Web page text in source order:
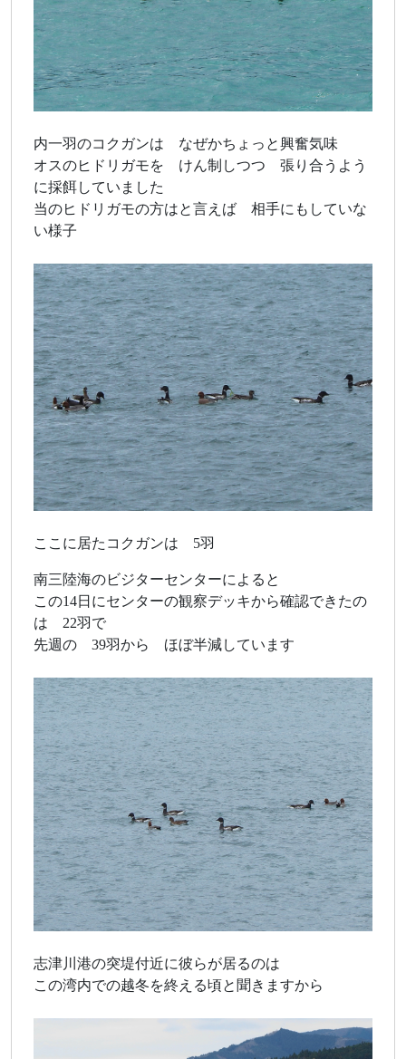
内一羽のコクガンは なぜかちょっと興奮気味
オスのヒドリガモを けん制しつつ 張り合うよう
に採餌していました
当のヒドリガモの方はと言えば 相手にもしていな
い様子
ここに居たコクガンは 5羽
南三陸海のビジターセンターによると
この14日にセンターの観察デッキから確認できたの
は 22羽で
先週の 39羽から ほぼ半減しています
志津川港の突堤付近に彼らが居るのは
この湾内での越冬を終える頃と聞きますから